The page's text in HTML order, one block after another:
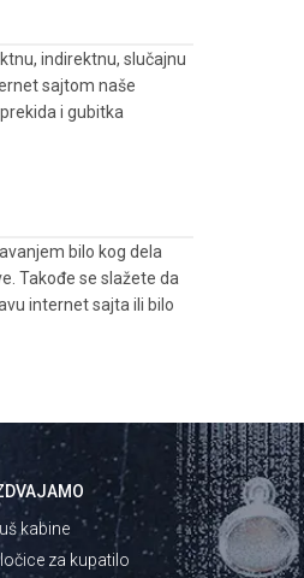
indirektnu, slučajnu
sajtom naše
i gubitka
bilo kog dela
Takođe se slažete da
internet sajta ili bilo
kabine
za kupatilo